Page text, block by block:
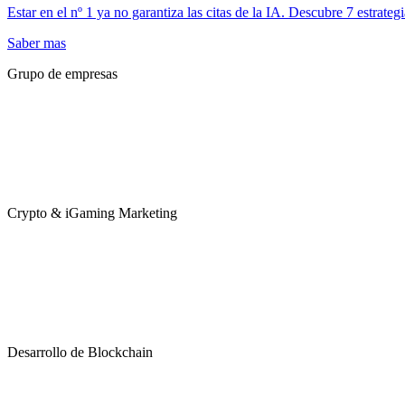
Estar en el nº 1 ya no garantiza las citas de la IA. Descubre 7
Saber mas
Grupo de empresas
Crypto & iGaming Marketing
Desarrollo de Blockchain